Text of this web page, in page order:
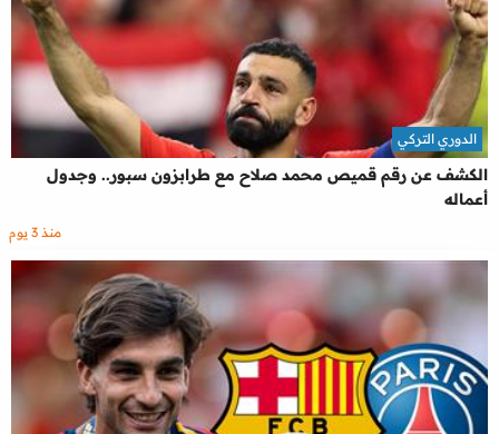
الكشف عن رقم قميص محمد صلاح مع طرابزون سبور.. وجدول
أعماله
الدوري التركي
منذ 3 يوم